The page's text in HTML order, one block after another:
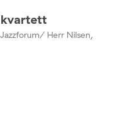
kvartett
Herr Nilsen,